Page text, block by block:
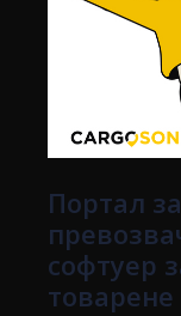
Портал
софтуер